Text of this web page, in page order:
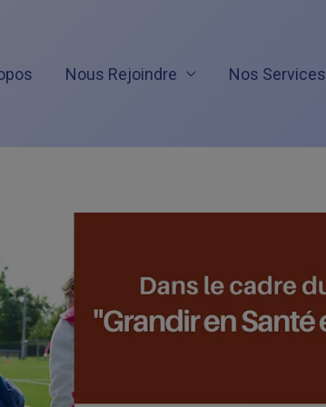
Nous Rejoindre Nos Services